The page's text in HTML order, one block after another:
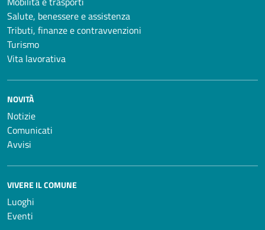
Salute, benessere e assistenza
Tributi, finanze e contravvenzioni
Turismo
Vita lavorativa
NOVITÀ
Notizie
Comunicati
Avvisi
VIVERE IL COMUNE
Luoghi
Eventi